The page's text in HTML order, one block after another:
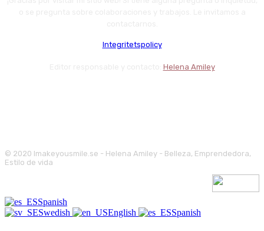
Integritetspolicy
Helena Amiley
© 2020 Imakeyousmile.se - Helena Amiley - Belleza, Emprendedora,
Estilo de vida
Spanish
Swedish
English Spanish